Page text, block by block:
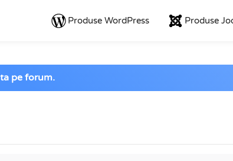
Produse WordPress Produse
pe forum.